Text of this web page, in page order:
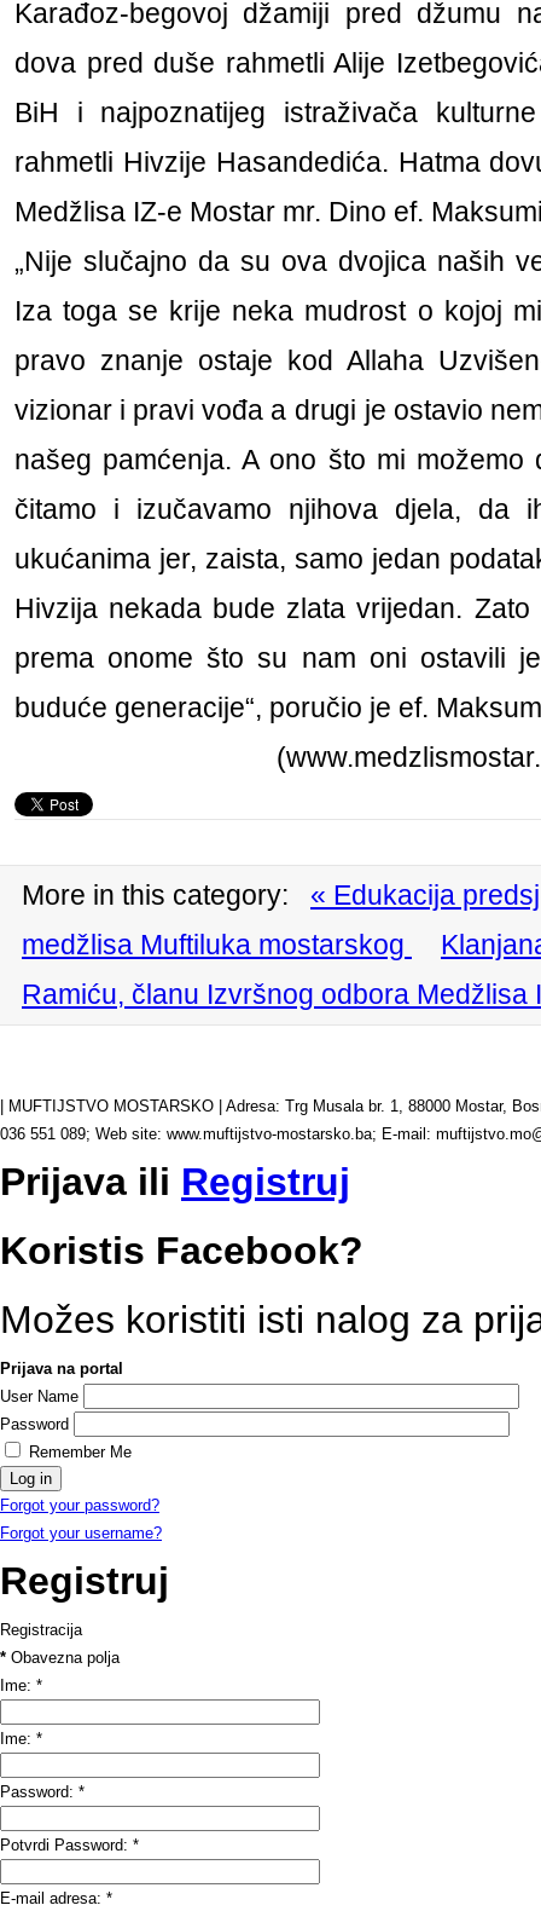
Karađoz-begovoj džamiji pred džumu
dova pred duše rahmetli Alije
BiH i najpoznatijeg istraživača
rahmetli Hivzije Hasandedića. Hatma
Medžlisa IZ-e Mostar mr. Dino ef.
„Nije slučajno da su ova dvojica naših
Iza toga se krije neka mudrost o kojoj
pravo znanje ostaje kod Allaha
vizionar i pravi vođa a drugi je ostavio
našeg pamćenja. A ono što mi
čitamo i izučavamo njihova djela, da
ukućanima jer, zaista, samo jedan
Hivzija nekada bude zlata vrijedan.
prema onome što su nam oni ostavili
buduće generacije“, poručio je ef.
More in this category:
« Edukacija
medžlisa Muftiluka mostarskog
Ramiću, članu Izvršnog odbora Medžlisa
| MUFTIJSTVO MOSTARSKO | Adresa: Trg Musala br. 1, 88000 Mostar,
036 551 089; Web site: www.muftijstvo-mostarsko.ba; E-mail:
Prijava ili Registruj
Koristis Facebook?
Možes koristiti isti nalog za
Prijava na portal
User Name
Password
Remember Me
Forgot your password?
Forgot your username?
Registruj
Registracija
* Obavezna polja
Ime: *
Ime: *
Password: *
Potvrdi Password: *
E-mail adresa: *